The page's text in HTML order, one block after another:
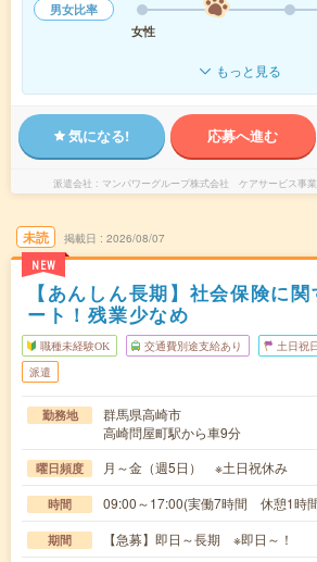
男女比率
女性
もっと見る
気になる! 応募へ進む
派遣会社 マンパワーグループ株式会社 ケアサービス事
未読
NEW
掲載日 2026/08/07
【あんしん長期】社会保険に
ート！残業少なめ
職種未経験OK 交通費別途支給あり 土日祝
派遣
勤務地
群馬県高崎市
高崎問屋町駅から車9分
曜日頻度 月～金（週5日） ※土日祝休み
時間 09:00～17:00(実働7時間 休憩1時
期間 【急募】即日～長期 ※即日～！